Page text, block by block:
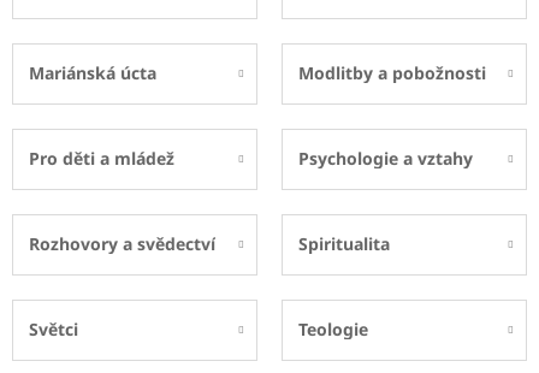
Mariánská úcta Modlitby a pobožnosti
Pro děti a mládež Psychologie a vztahy
Rozhovory a svědectví Spiritualita
Světci Teologie